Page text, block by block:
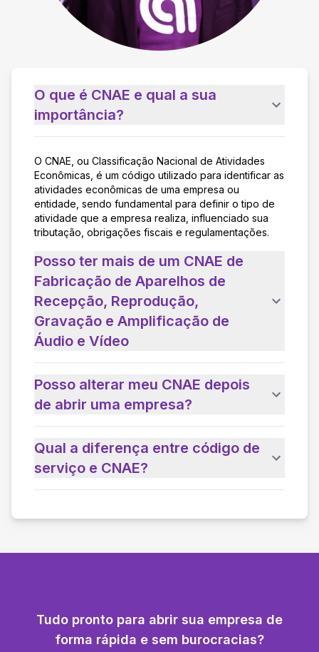
O que é CNAE e qual a sua
importância?
O CNAE, ou Classificação Nacional de Atividades
Econômicas, é um código utilizado para identificar as
atividades econômicas de uma empresa ou
entidade, sendo fundamental para definir o tipo de
atividade que a empresa realiza, influenciado sua
tributação, obrigações fiscais e regulamentações.
Posso ter mais de um CNAE de
Fabricação de Aparelhos de
Recepção, Reprodução,
Gravação e Amplificação de
Áudio e Vídeo
Posso alterar meu CNAE depois
de abrir uma empresa?
Qual a diferença entre código de
serviço e CNAE?
Tudo pronto para abrir sua empresa de
forma rápida e sem burocracias?